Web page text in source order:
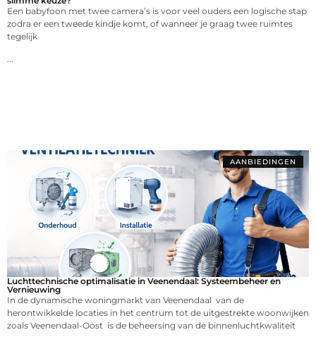
Een babyfoon met twee camera’s is voor veel ouders een logische stap
zodra er een tweede kindje komt, of wanneer je graag twee ruimtes
tegelijk
...
AANBIEDINGEN
Luchttechnische optimalisatie in Veenendaal: Systeembeheer en
Vernieuwing
In de dynamische woningmarkt van Veenendaal van de
herontwikkelde locaties in het centrum tot de uitgestrekte woonwijken
zoals Veenendaal-Oost is de beheersing van de binnenluchtkwaliteit